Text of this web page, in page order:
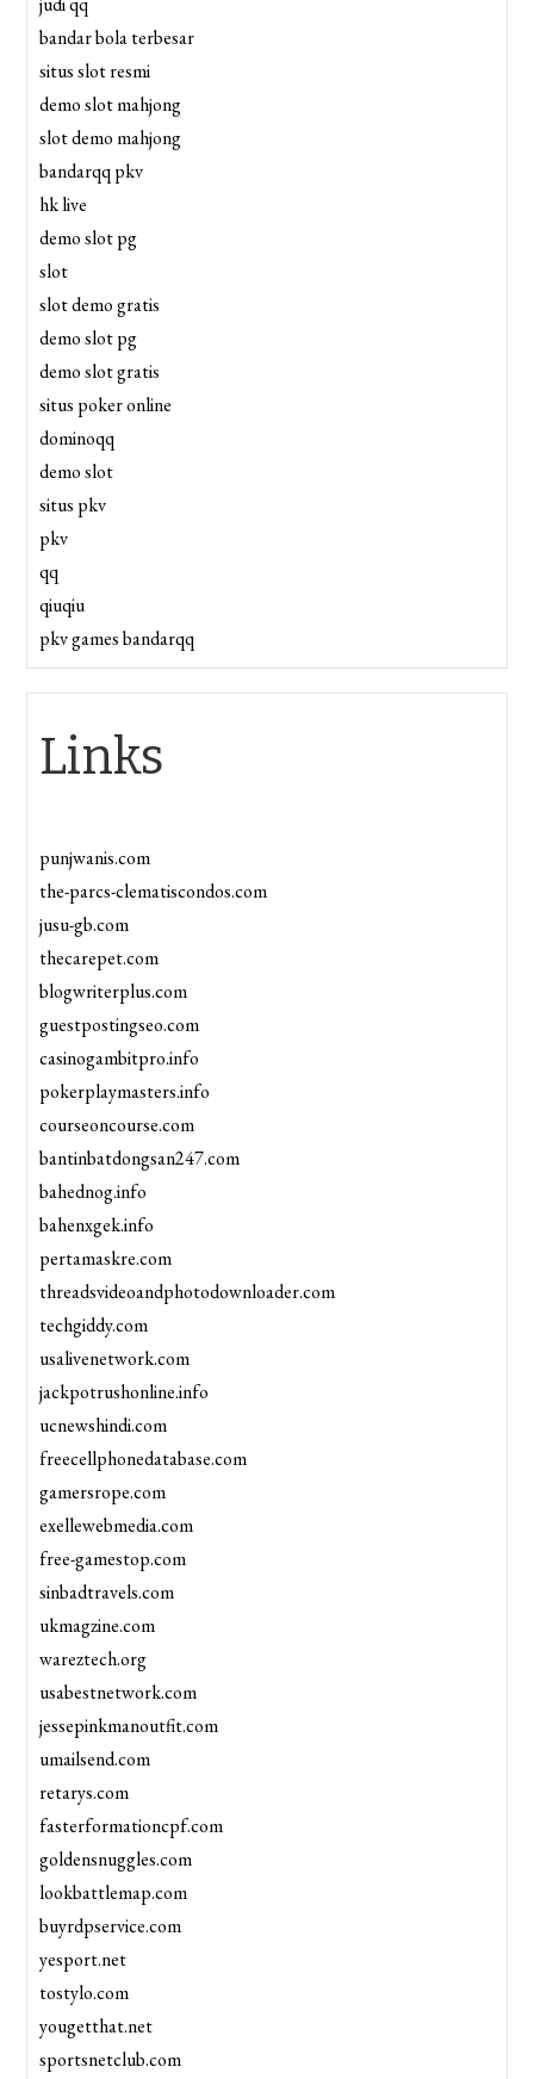
bandar bola terbesar
situs slot resmi
demo slot mahjong
slot demo mahjong
bandarqq pkv
hk live
demo slot pg
slot
slot demo gratis
demo slot pg
demo slot gratis
situs poker online
dominoqq
demo slot
situs pkv
pkv
qq
qiuqiu
pkv games bandarqq
Links
punjwanis.com
the-parcs-clematiscondos.com
jusu-gb.com
thecarepet.com
blogwriterplus.com
guestpostingseo.com
casinogambitpro.info
pokerplaymasters.info
courseoncourse.com
bantinbatdongsan247.com
bahednog.info
bahenxgek.info
pertamaskre.com
threadsvideoandphotodownloader.com
techgiddy.com
usalivenetwork.com
jackpotrushonline.info
ucnewshindi.com
freecellphonedatabase.com
gamersrope.com
exellewebmedia.com
free-gamestop.com
sinbadtravels.com
ukmagzine.com
wareztech.org
usabestnetwork.com
jessepinkmanoutfit.com
umailsend.com
retarys.com
fasterformationcpf.com
goldensnuggles.com
lookbattlemap.com
buyrdpservice.com
yesport.net
tostylo.com
yougetthat.net
sportsnetclub.com